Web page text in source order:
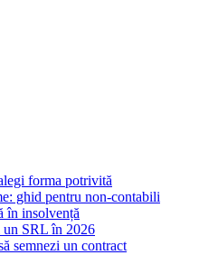
forma potrivită
ghid pentru non-contabili
în insolvență
SRL în 2026
semnezi un contract